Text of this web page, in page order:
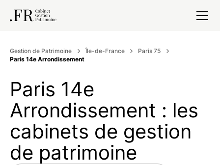
Gestion de Patrimoine Île-de-France
Paris 75
Paris 14e Arrondissement
Paris 14e
Arrondissement : les
cabinets de gestion
de patrimoine